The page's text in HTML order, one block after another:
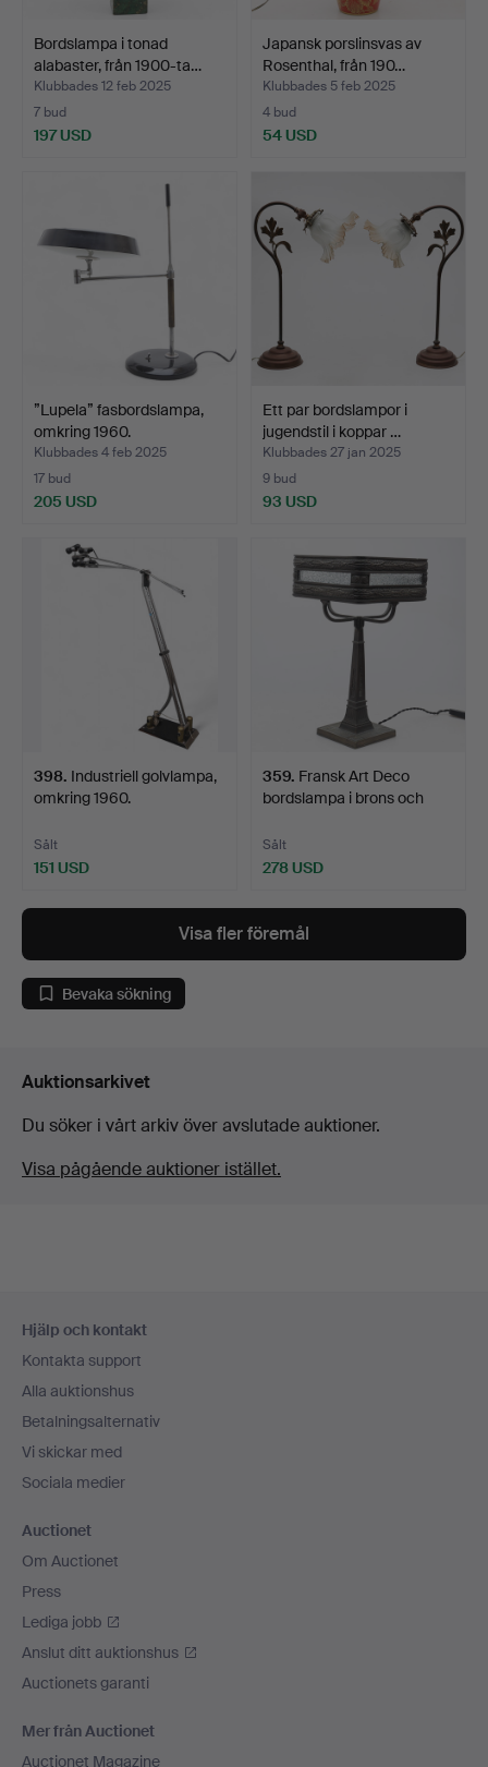
Bordslampa i tonad
alabaster, från 1900-ta…
Klubbades 12 feb 2025
7 bud
197 USD
Japansk porslinsvas av
Rosenthal, från 190…
Klubbades 5 feb 2025
4 bud
54 USD
”Lupela” fasbordslampa,
omkring 1960.
Klubbades 4 feb 2025
17 bud
205 USD
Ett par bordslampor i
jugendstil i koppar …
Klubbades 27 jan 2025
9 bud
93 USD
398. Industriell golvlampa,
omkring 1960.
Sålt
151 USD
359. Fransk Art Deco
bordslampa i brons och
Sålt
278 USD
Visa fler föremål
Bevaka sökning
Auktionsarkivet
Du söker i vårt arkiv över avslutade auktioner.
Visa pågående auktioner istället.
Hjälp och kontakt
Kontakta support
Alla auktionshus
Betalningsalternativ
Vi skickar med
Sociala medier
Auctionet
Om Auctionet
Press
Lediga jobb
Anslut ditt auktionshus
Auctionets garanti
Mer från Auctionet
Auctionet Magazine